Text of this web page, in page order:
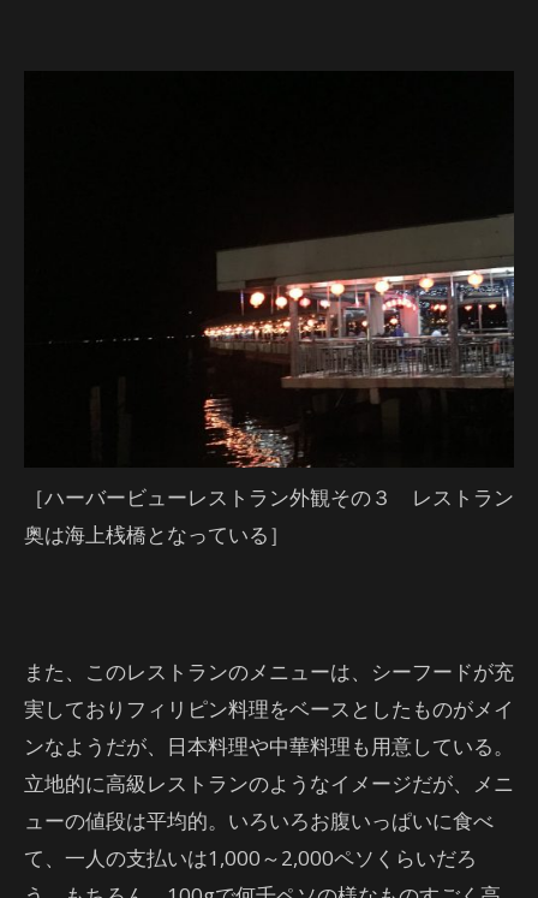
［ハーバービューレストラン外観その３ レストラン
奥は海上桟橋となっている］
また、このレストランのメニューは、シーフードが充
実しておりフィリピン料理をベースとしたものがメイ
ンなようだが、日本料理や中華料理も用意している。
立地的に高級レストランのようなイメージだが、メニ
ューの値段は平均的。いろいろお腹いっぱいに食べ
て、一人の支払いは1,000～2,000ペソくらいだろ